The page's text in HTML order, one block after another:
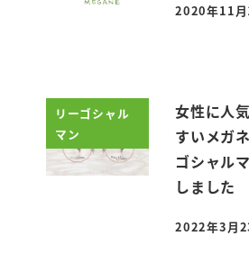
投稿日
2020年11月
リーゴシャル
マン
女性に人
すいメガ
ゴシャル
しました
投稿日
2022年3月